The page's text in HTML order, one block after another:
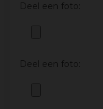
Deel een foto:
Deel een foto: